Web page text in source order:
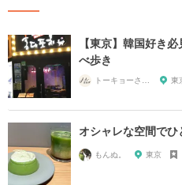
【東京】韓国好き
べ歩き
トーキョーさんぽ 東
オシャレな空間でひ
もんぬ。 東京